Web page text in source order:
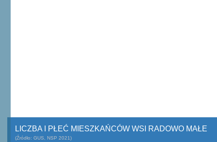
LICZBA I PŁEĆ MIESZKAŃCÓW WSI RADOWO MAŁE
(Źródło: GUS, NSP 2021)